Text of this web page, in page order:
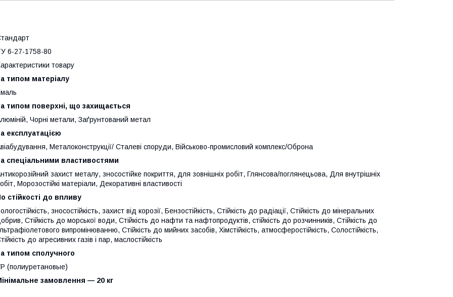
6-27-1758-80
товару
типом матеріалу
типом поверхні, що захищається
Чорні метали, Заґрунтований метал
експлуатацією
Металоконструкції/ Сталеві споруди, Військово-промисловий комплекс/Оброна
спеціальними властивостями
захист металу, зносостійке покриття, для зовнішніх робіт, Глянсова/поглянецьова, Для внутрішніх
Морозостійкі матеріали, Декоративні властивості
стійкості до впливу
зносостійкість, захист від корозії, Бензостійкість, Стійкість до радіації, Стійкість до мінеральних
Стійкість до морської води, Стійкість до нафти та нафтопродуктів, стійкість до розчинників, Стійкість до
випромінюванню, Стійкість до мийних засобів, Хімстійкість, атмосферостійкість, Солостійкість,
до агресивних газів і пар, маслостійкість
типом сполучного
(полиуретановые)
замовлення — 20 кг